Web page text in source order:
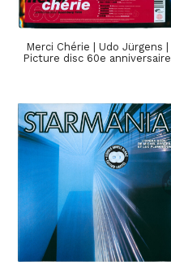
Merci Chérie | Udo Jürgens |
Picture disc 60e anniversaire